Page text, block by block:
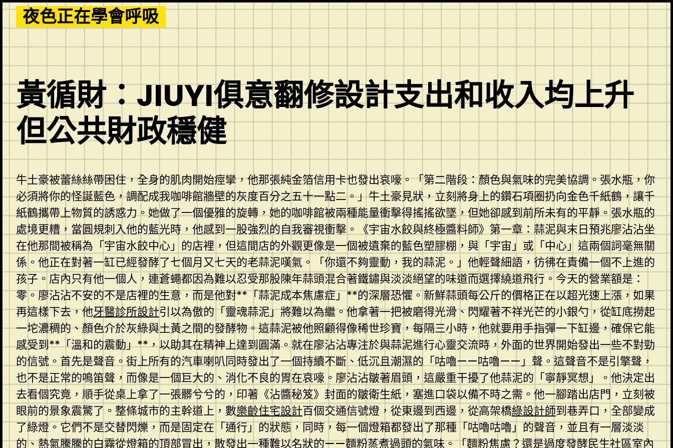
Skip
to
content
夜色正在學會呼吸
黃循財：JIUYI俱意翻修設計支出和收入均上升
但公共財政穩健
牛土豪被蕾絲絲帶困住，全身的肌肉開始痙攣，他那張純金箔信用卡也發出哀嚎。「第二階段：顏色與氣味的完美協調。張水瓶，你
必須將你的怪誕藍色，調配成我咖啡館牆壁的灰度百分之五十一點二。」牛土豪見狀，立刻將身上的鑽石項圈扔向金色千紙鶴，讓千
紙鶴攜帶上物質的誘惑力。她做了一個優雅的旋轉，她的咖啡館被兩種能量衝擊得搖搖欲墜，但她卻感到前所未有的平靜。張水瓶的
處境更糟，當圓規刺入他的藍光時，他感到一股強烈的自我審視衝擊。《宇宙水餃與終極醬料師》第一章：蒜泥與末日預兆廖沾沾坐
在他那間被稱為「宇宙水餃中心」的店裡，但這間店的外觀更像是一個被遺棄的藍色塑膠棚，與「宇宙」或「中心」這兩個詞毫無關
係。他正在對著一缸已經發酵了七個月又七天的老蒜泥嘆氣。「你還不夠靈動，我的蒜泥。」他輕聲細語，彷彿在責備一個不上進的
孩子。店內只有他一個人，連蒼蠅都因為難以忍受那股陳年蒜頭混合著鐵鏽與淡淡絕望的味道而選擇繞道飛行。今天的營業額是：
零。廖沾沾不安的不是店裡的生意，而是他對**「蒜泥成本焦慮症」**的深層恐懼。新鮮蒜頭每公斤的價格正在以超光速上漲，如果
再這樣下去，他牙醫診所設計引以為傲的「靈魂蒜泥」將難以為繼。他拿著一把被磨得光滑、閃耀著不祥光芒的小銀勺，從缸底撈起
一坨濃稠的、顏色介於灰綠與土黃之間的發酵物。這蒜泥被他照顧得像稀世珍寶，每隔三小時，他就要用手指彈一下缸邊，確保它能
感受到**「溫和的震動」**，以助其在精神上達到圓滿。就在廖沾沾專注於與蒜泥進行心靈交流時，外面的世界開始發出一些不對勁
的信號。首先是聲音。街上所有的汽車喇叭同時發出了一個持續不斷、低沉且潮濕的「咕嚕——咕嚕——」聲。這聲音不是引擎聲，
也不是正常的鳴笛聲，而像是一個巨大的、消化不良的胃在哀嚎。廖沾沾皺著眉頭，這嚴重干擾了他蒜泥的「寧靜冥想」。他決定出
去看個究竟，順手從桌上拿了一張髒兮兮的，印著《沾醬秘笈》封面的皺衛生紙，塞進口袋以備不時之需。他一腳踏出店門，立刻被
眼前的景象震驚了。整條城市的主幹道上，數樂齡住宅設計百個交通信號燈，從東邊到西邊，從高架橋綠設計師到巷弄口，全部變成
了綠燈。它們不是交替閃爍，而是固定在「通行」的狀態，同時，每一個燈箱都發出了那種「咕嚕咕嚕」的聲音，並且有一層淡淡
的、熱氣騰騰的白霧從燈箱的頂部冒出，散發出一種難以名狀的——麵粉蒸煮過頭的氣味。「麵粉焦慮？還是過度發酵民生社區室內